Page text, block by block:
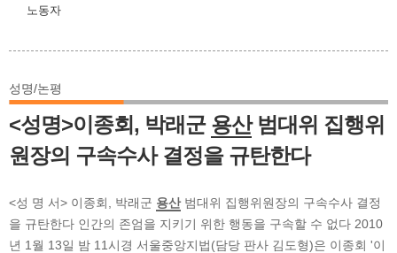
노동자
성명/논평
<성명>이종회, 박래군 용산범대위 집행위
원장의 구속수사 결정을 규탄한다
<성 명 서> 이종회, 박래군 용산범대위 집행위원장의 구속수사 결정
을 규탄한다 인간의 존엄을 지키기 위한 행동을 구속할 수 없다 2010
년 1월 13일 밤 11시경 서울중앙지법(담당 판사 김도형)은 이종회 '이